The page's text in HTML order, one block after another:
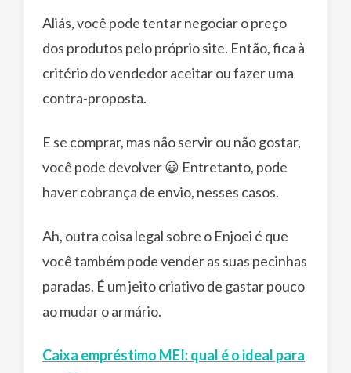
Aliás, você pode tentar negociar o preço
dos produtos pelo próprio site. Então, fica à
critério do vendedor aceitar ou fazer uma
contra-proposta.
E se comprar, mas não servir ou não gostar,
você pode devolver 😀 Entretanto, pode
haver cobrança de envio, nesses casos.
Ah, outra coisa legal sobre o Enjoei é que
você também pode vender as suas pecinhas
paradas. É um jeito criativo de gastar pouco
ao mudar o armário.
Caixa empréstimo MEI: qual é o ideal para